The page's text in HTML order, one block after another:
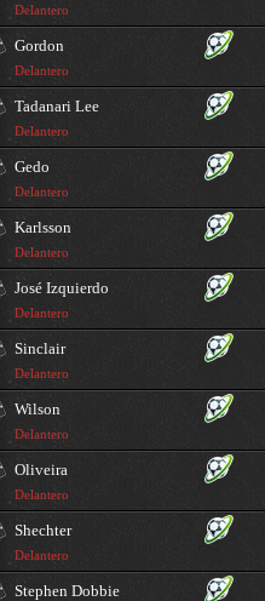
Delantero
Gordon
Delantero
Tadanari Lee
Delantero
Gedo
Delantero
Karlsson
Delantero
José Izquierdo
Delantero
Sinclair
Delantero
Wilson
Delantero
Oliveira
Delantero
Shechter
Delantero
Stephen Dobbie